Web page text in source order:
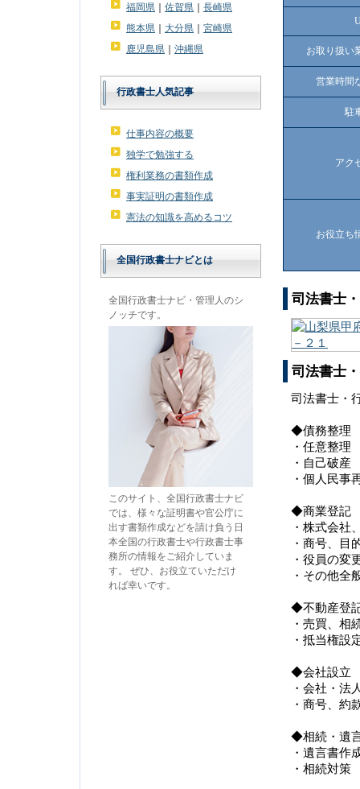
お取り扱い
営業時間
駐
アク
お役立ち
司法書士
司法書士
司法書士
◆債務整理
・任意整理
・自己破産
・個人民事
◆商業登記
・株式会社
・商号、目
・役員の変
・その他全
◆不動産登
・売買、相
・抵当権設
◆会社設立
・会社・法
・商号、約
◆相続・遺
・遺言書作
・相続対策
福岡県
佐賀県
長崎県
熊本県
大分県
宮崎県
鹿児島県
沖縄県
行政書士人気記事
仕事内容の概要
独学で勉強する
権利業務の書類作成
事実証明の書類作成
憲法の知識を高めるコツ
全国行政書士ナビとは
全国行政書士ナビ・管理人のシ
ノッチです。
このサイト、全国行政書士ナビ
では、様々な証明書や官公庁に
出す書類作成などを請け負う日
本全国の行政書士や行政書士事
務所の情報をご紹介していま
す。 ぜひ、お役立ていただけ
れば幸いです。